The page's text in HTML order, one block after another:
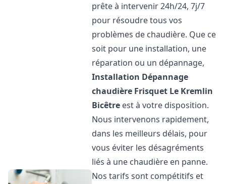
prête à intervenir 24h/24, 7j/7
pour résoudre tous vos
problèmes de chaudière. Que ce
soit pour une installation, une
réparation ou un dépannage,
Installation Dépannage
chaudière Frisquet Le Kremlin
Bicêtre est à votre disposition.
Nous intervenons rapidement,
dans les meilleurs délais, pour
vous éviter les désagréments
liés à une chaudière en panne.
Nos tarifs sont compétitifs et